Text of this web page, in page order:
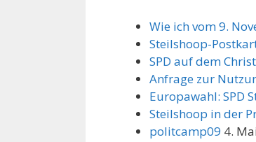
Wie ich vom 9.
Steilshoop-
SPD auf dem
Anfrage zur
Europawahl: SPD
Steilshoop in der
politcamp09 4.